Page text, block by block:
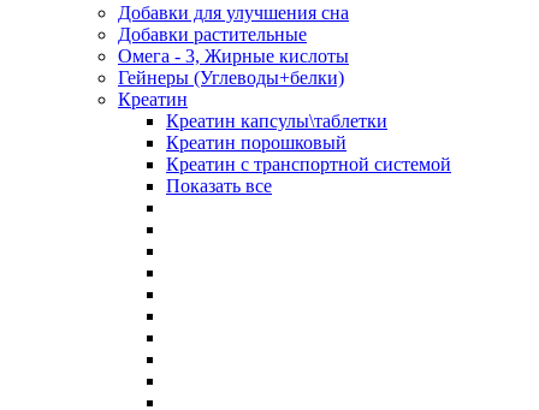
Добавки для улучшения сна
Добавки растительные
Омега - 3, Жирные кислоты
Гейнеры (Углеводы+белки)
Креатин
Креатин капсулы\таблетки
Креатин порошковый
Креатин с транспортной системой
Показать все